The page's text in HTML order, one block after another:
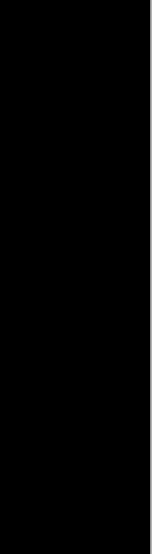
con maquillaje) y
electricidad
de cámara),